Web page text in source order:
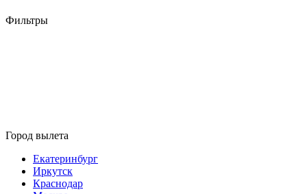
Фильтры
Город вылета
Екатеринбург
Иркутск
Краснодар